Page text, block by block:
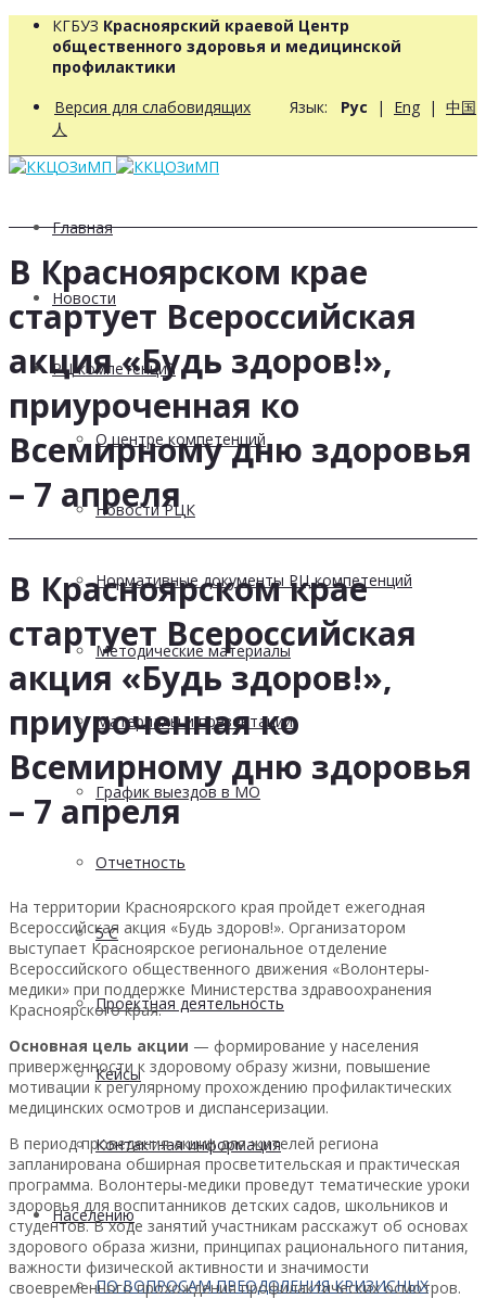
КГБУЗ Красноярский краевой Центр
общественного здоровья и медицинской
профилактики
Версия для слабовидящих Язык: Рус | Eng | 中国
人
Главная
Новости
РЦ компетенций
О центре компетенций
Новости РЦК
Нормативные документы РЦ компетенций
Методические материалы
Материалы и презентации
График выездов в МО
Отчетность
5 С
Проектная деятельность
Кейсы
Контактная информация
Населению
ПО ВОПРОСАМ ПРЕОДОЛЕНИЯ КРИЗИСНЫХ
В Красноярском крае
стартует Всероссийская
акция «Будь здоров!»,
приуроченная ко
Всемирному дню здоровья
– 7 апреля
В Красноярском крае
стартует Всероссийская
акция «Будь здоров!»,
приуроченная ко
Всемирному дню здоровья
– 7 апреля
На территории Красноярского края пройдет ежегодная
Всероссийская акция «Будь здоров!». Организатором
выступает Красноярское региональное отделение
Всероссийского общественного движения «Волонтеры-
медики» при поддержке Министерства здравоохранения
Красноярского края.
Основная цель акции — формирование у населения
приверженности к здоровому образу жизни, повышение
мотивации к регулярному прохождению профилактических
медицинских осмотров и диспансеризации.
В период проведения акции для жителей региона
запланирована обширная просветительская и практическая
программа. Волонтеры-медики проведут тематические уроки
здоровья для воспитанников детских садов, школьников и
студентов. В ходе занятий участникам расскажут об основах
здорового образа жизни, принципах рационального питания,
важности физической активности и значимости
своевременного прохождения профилактических осмотров.